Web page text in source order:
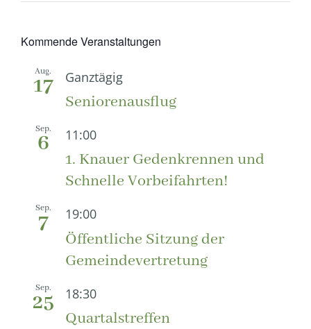
Kommende Veranstaltungen
Aug.
17 Ganztägig
Seniorenausflug
Sep.
6 11:00
1. Knauer Gedenkrennen und
Schnelle Vorbeifahrten!
Sep.
7 19:00
Öffentliche Sitzung der
Gemeindevertretung
Sep.
25 18:30
Quartalstreffen